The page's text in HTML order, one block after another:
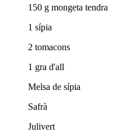
150 g mongeta tendra
1 sípia
2 tomacons
1 gra d'all
Melsa de sípia
Safrà
Julivert